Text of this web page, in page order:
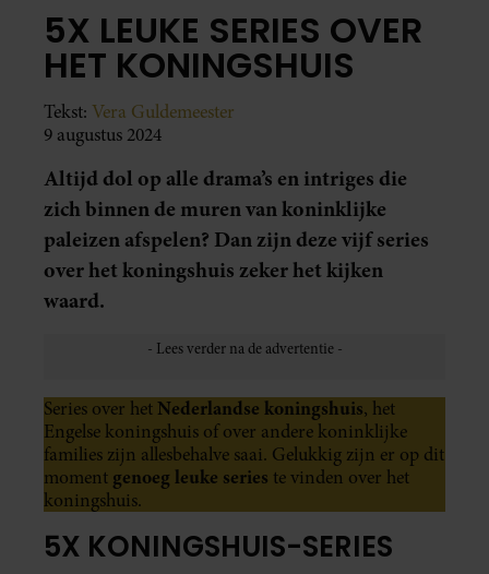
5X LEUKE SERIES OVER
HET KONINGSHUIS
Tekst: Vera Guldemeester
9 augustus 2024
Altijd dol op alle drama’s en intriges die
zich binnen de muren van koninklijke
paleizen afspelen? Dan zijn deze vijf series
over het koningshuis zeker het kijken
waard.
Series over het Nederlandse koningshuis, het
Engelse koningshuis of over andere koninklijke
families zijn allesbehalve saai. Gelukkig zijn er op dit
moment genoeg leuke series te vinden over het
koningshuis.
5X KONINGSHUIS-SERIES